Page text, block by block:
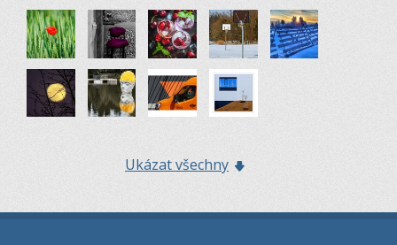
Ukázat všechny